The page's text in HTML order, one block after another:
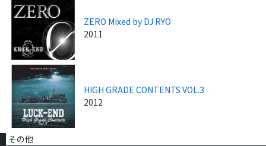
ZERO Mixed by DJ RYO
2011
HIGH GRADE CONTENTS VOL.3
2012
その他